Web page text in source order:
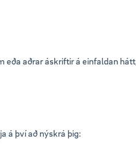
aðrar áskriftir á einfaldan
á því að nýskrá þig: